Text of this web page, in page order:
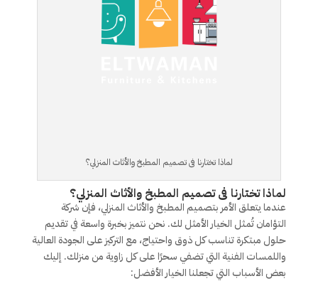
لماذا تختارنا فى تصميم المطبخ والأثاث المنزلي؟
لماذا تختارنا فى تصميم المطبخ والأثاث المنزلي؟
عندما يتعلق الأمر بتصميم المطبخ والأثاث المنزلي، فإن شركة
التؤامان تُمثل الخيار الأمثل لك. نحن نتميز بخبرة واسعة في تقديم
حلول مبتكرة تناسب كل ذوق واحتياج، مع التركيز على الجودة العالية
واللمسات الفنية التي تضفي سحرًا على كل زاوية من منزلك. إليك
بعض الأسباب التي تجعلنا الخيار الأفضل: